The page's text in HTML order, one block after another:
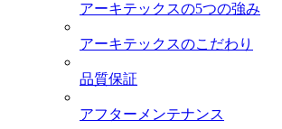
アーキテックスの5つの強み
アーキテックスのこだわり
品質保証
アフターメンテナンス